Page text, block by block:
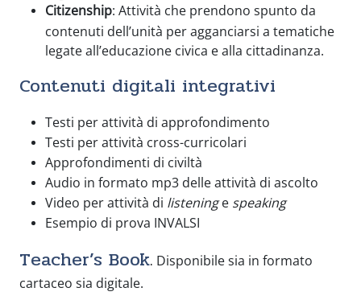
Citizenship: Attività che prendono spunto da
contenuti dell’unità per agganciarsi a tematiche
legate all’educazione civica e alla cittadinanza.
Contenuti digitali integrativi
Testi per attività di approfondimento
Testi per attività cross-curricolari
Approfondimenti di civiltà
Audio in formato mp3 delle attività di ascolto
Video per attività di listeninge speaking
Esempio di prova INVALSI
Teacher’s Book. Disponibile sia in formato
cartaceo sia digitale.